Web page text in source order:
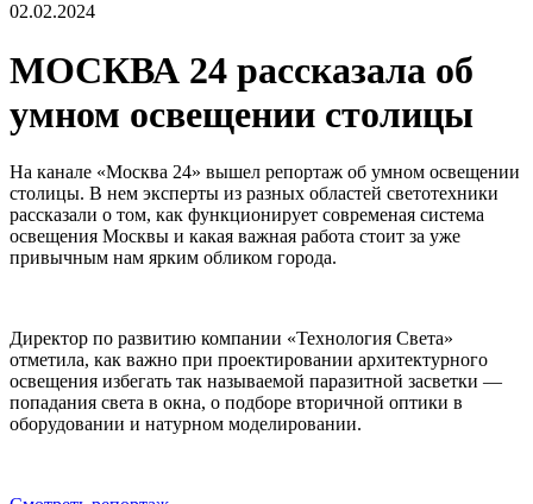
02.02.2024
МОСКВА 24 рассказала об
умном освещении столицы
На канале «Москва 24» вышел репортаж об умном освещении
столицы. В нем эксперты из разных областей светотехники
рассказали о том, как функционирует современая система
освещения Москвы и какая важная работа стоит за уже
привычным нам ярким обликом города.
Директор по развитию компании «Технология Света»
отметила, как важно при проектировании архитектурного
освещения избегать так называемой паразитной засветки —
попадания света в окна, о подборе вторичной оптики в
оборудовании и натурном моделировании.